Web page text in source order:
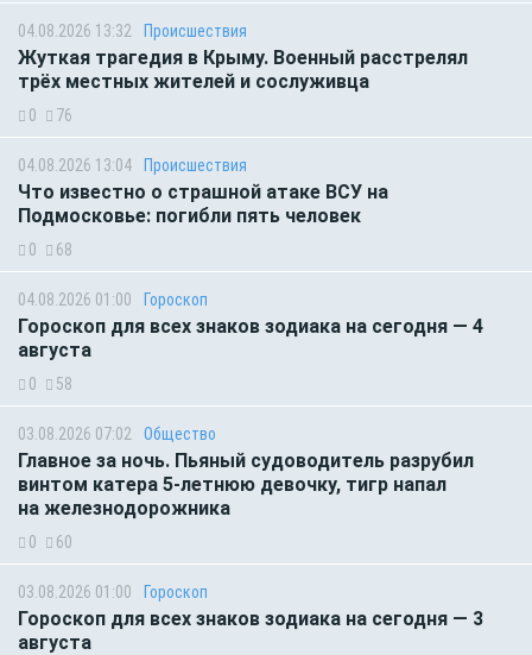
04.08.2026 13:32 Происшествия
Жуткая трагедия в Крыму. Военный расстрелял
трёх местных жителей и сослуживца
0 76
04.08.2026 13:04 Происшествия
Что известно о страшной атаке ВСУ на
Подмосковье: погибли пять человек
0 68
04.08.2026 01:00 Гороскоп
Гороскоп для всех знаков зодиака на сегодня — 4
августа
0 58
03.08.2026 07:02 Общество
Главное за ночь. Пьяный судоводитель разрубил
винтом катера 5-летнюю девочку, тигр напал
на железнодорожника
0 60
03.08.2026 01:00 Гороскоп
Гороскоп для всех знаков зодиака на сегодня — 3
августа